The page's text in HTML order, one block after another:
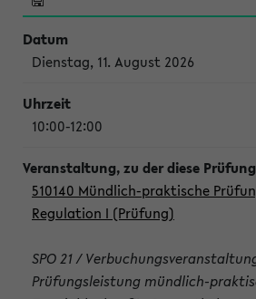
Dienstag, 11. August 2026
10:00-12:00
510140 Mündlich-praktische
Regulation I (Prüfung)
SPO 21 /
Prüfungsleistung mündlich-